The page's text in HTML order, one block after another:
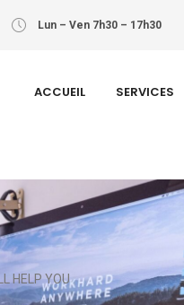
Lun – Ven 7h30 – 17h30
ACCUEIL SERVICES
HELP YOU